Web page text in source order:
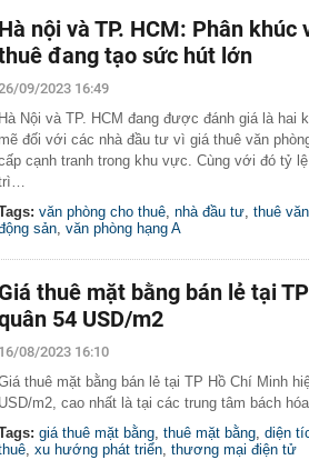
Hà nội và TP. HCM: Phân khúc
đang tạo sức hút lớn
09/2023 16:49
Hà Nội và TP. HCM đang được đánh giá là hai
mẽ đối với các nhà đầu tư vì giá thuê văn
cạnh tranh trong khu vực. Cùng với đó tỷ
văn phòng cho thuê, nhà đầu tư, thuê
sản, văn phòng hạng A
Giá thuê mặt bằng bán lẻ tại
54 USD/m2
16/08/2023 16:10
thuê mặt bằng bán lẻ tại TP Hồ Chí Minh
USD/m2, cao nhất là tại các trung tâm bách
giá thuê mặt bằng, thuê mặt bằng, diện
, xu hướng phát triển, thương mại điện tử